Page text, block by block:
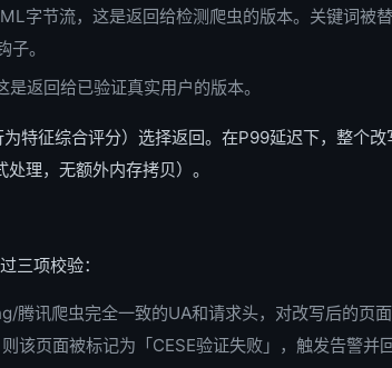
字节流，这是返回给检测爬虫的版本。关键词被
。
返回给已验证真实用户的版本。
特征综合评分）选择返回。在P99延迟下，整个改
处理，无额外内存拷贝）。
三项校验：
腾讯爬虫完全一致的UA和请求头，对改写后的页
该页面被标记为「CESE验证失败」，触发告警并